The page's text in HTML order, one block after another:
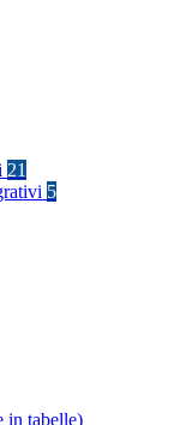
21
5
in tabelle)